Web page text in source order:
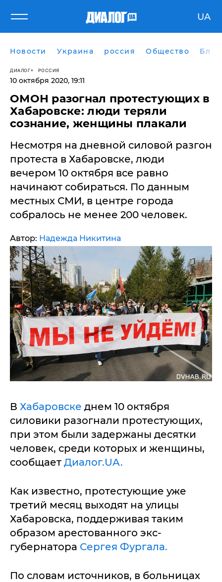
UA
Новости Украина россия Общество
ДИАЛОГ РОССИЯ
10 октября 2020, 19:11
ОМОН разогнал протестующих в
Хабаровске: люди теряли
сознание, женщины плакали
Несмотря на дневной силовой разгон
протеста в Хабаровске, люди
вечером 10 октября все равно
начинают собираться. По данным
местных СМИ, в центре города
собралось не менее 200 человек.
Автор: Надежда Никитина
В Хабаровске днем 10 октября
силовики разогнали протестующих,
при этом были задержаны десятки
человек, среди которых и женщины,
сообщает Диалог.UA.
Как известно, протестующие уже
третий месяц выходят на улицы
Хабаровска, поддерживая таким
образом арестованного экс-
губернатора Сергея Фургала.
По словам источников, в больницах